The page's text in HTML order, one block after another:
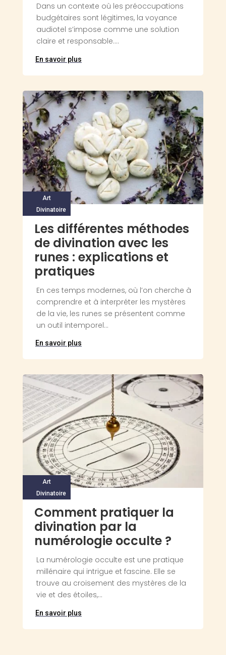
Dans un contexte où les préoccupations
budgétaires sont légitimes, la voyance
audiotel s’impose comme une solution
claire et responsable....
En savoir plus
Art
Divinatoire
Les différentes méthodes
de divination avec les
runes : explications et
pratiques
En ces temps modernes, où l’on cherche à
comprendre et à interpréter les mystères
de la vie, les runes se présentent comme
un outil intemporel...
En savoir plus
Art
Divinatoire
Comment pratiquer la
divination par la
numérologie occulte ?
La numérologie occulte est une pratique
millénaire qui intrigue et fascine. Elle se
trouve au croisement des mystères de la
vie et des étoiles,...
En savoir plus